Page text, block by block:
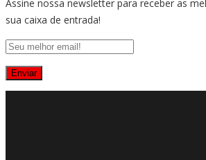
Assine nossa newsletter para receber as
sua caixa de entrada!